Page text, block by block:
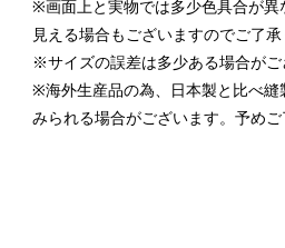
※画面上と実物では多少色具合が異
見える場合もございますのでご了承
※サイズの誤差は多少ある場合がご
※海外生産品の為、日本製と比べ縫
みられる場合がございます。予めご